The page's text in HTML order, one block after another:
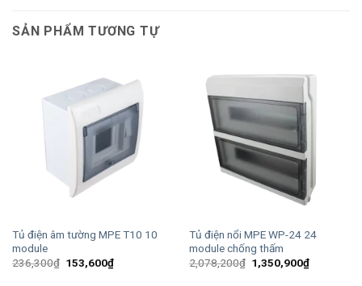
SẢN PHẨM TƯƠNG TỰ
Tủ điện âm tường MPE T10 10
module
236,300₫ Giá
153,600₫Giá
hiện
Tủ điện nổi MPE WP-24 24
module chống thấm
2,078,200₫ Giá
gốc
1,350,900₫Giá
hiện